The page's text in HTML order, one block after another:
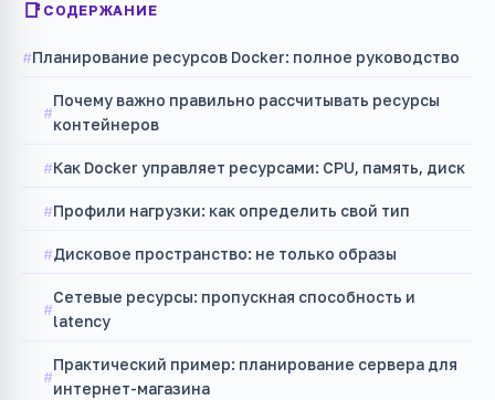
СОДЕРЖАНИЕ
Планирование ресурсов Docker: полное руководство
Почему важно правильно рассчитывать ресурсы
контейнеров
Как Docker управляет ресурсами: CPU, память, диск
Профили нагрузки: как определить свой тип
Дисковое пространство: не только образы
Сетевые ресурсы: пропускная способность и
latency
Практический пример: планирование сервера для
интернет-магазина